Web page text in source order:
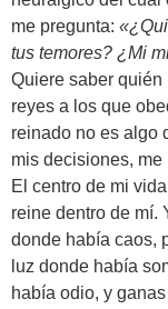
me pregunta:
tus temores? ¿Mi
Quiere saber
reyes a los que
reinado no es algo
mis decisiones,
El centro de mi
reine dentro de mí.
donde había caos,
luz donde había
había odio, y